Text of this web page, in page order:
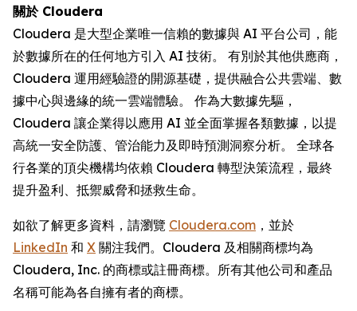
關於 Cloudera
Cloudera 是大型企業唯一信賴的數據與 AI 平台公司，能
於數據所在的任何地方引入 AI 技術。 有別於其他供應商，
Cloudera 運用經驗證的開源基礎，提供融合公共雲端、數
據中心與邊緣的統一雲端體驗。 作為大數據先驅，
Cloudera 讓企業得以應用 AI 並全面掌握各類數據，以提
高統一安全防護、管治能力及即時預測洞察分析。 全球各
行各業的頂尖機構均依賴 Cloudera 轉型決策流程，最終
提升盈利、抵禦威脅和拯救生命。
如欲了解更多資料，請瀏覽 Cloudera.com ，並於
LinkedIn 和 X 關注我們。Cloudera 及相關商標均為
Cloudera, Inc. 的商標或註冊商標。所有其他公司和產品
名稱可能為各自擁有者的商標。